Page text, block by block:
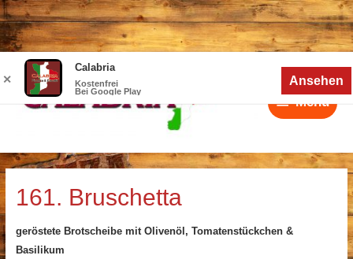
Inhalt
springen
Menü
Menü
161. Bruschetta
geröstete Brotscheibe mit Olivenöl, Tomatenstückchen &
Basilikum
Beitragsnavigation
✕
Calabria
Kostenfrei
Bei Google Play
Ansehen